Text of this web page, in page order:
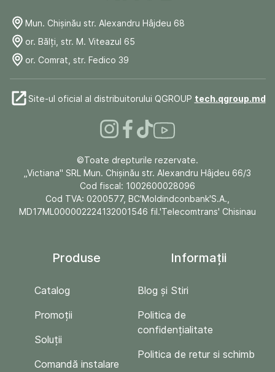
Mun. Chişinău str. Alexandru Hâjdeu 68
or. Bălți, str. M. Viteazul 65
or. Comrat, str. Fedico 39
Site-ul oficial al distribuitorului QGROUP tech.qgroup.md
©Toate drepturile rezervate.
„Victiana" SRL Mun. Chişinău str. Alexandru Hâjdeu 66/3
Cod fiscal: 1002600028096
Cod TVA: 0200577, BC'Moldindconbank'S.A.,
MD17ML000002224132001546 fil.'Telecomtrans' Chisinau
Produse
Catalog
Promoții
Soluții
Comandă instalare
Informații
Blog și Stiri
Politica de
confidențialitate
Politica de retur si schimb